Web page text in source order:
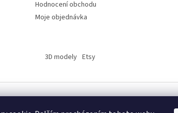
Hodnocení obchodu
Moje objednávka
3D modely Etsy